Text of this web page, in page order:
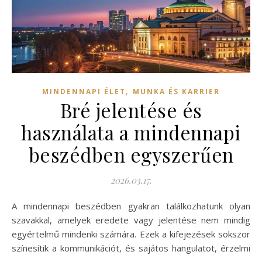
MINDENNAPI ÉLET , MUNKA ÉS KARRIER
Bré jelentése és
használata a mindennapi
beszédben egyszerűen
2026.03.17.
A mindennapi beszédben gyakran találkozhatunk olyan
szavakkal, amelyek eredete vagy jelentése nem mindig
egyértelmű mindenki számára. Ezek a kifejezések sokszor
színesítik a kommunikációt, és sajátos hangulatot, érzelmi